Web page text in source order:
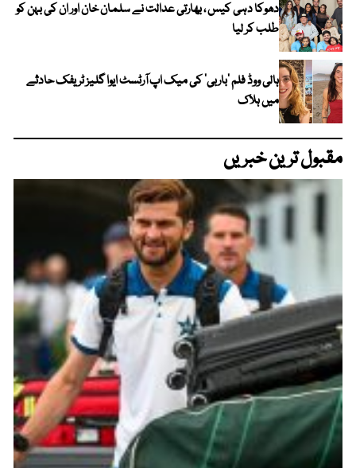
دھوکا دہی کیس ، بھارتی عدالت نے سلمان خان اور ان کی بہن کو
طلب کر لیا
ہالی ووڈ فلم ’باربی‘ کی میک اپ آرٹسٹ ایوا گلیز ٹریفک حادثے
میں ہلاک
مقبول ترین خبریں